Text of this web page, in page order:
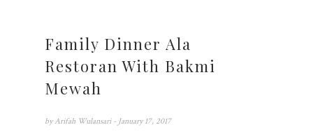
Family Dinner Ala
Restoran With Bakmi
Mewah
by Arifah Wulansari - January 17, 2017